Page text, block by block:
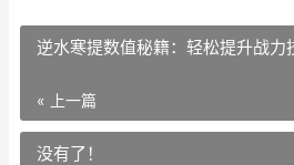
逆水寒提数值秘籍：轻松提升战力
« 上一篇
没有了！